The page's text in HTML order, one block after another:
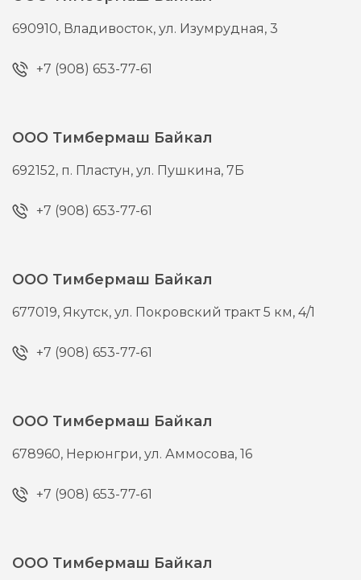
690910, Владивосток,ул. Изумрудная, 3
+7 (908) 653-77-61
ООО Тимбермаш Байкал
692152, п. Пластун,ул. Пушкина, 7Б
+7 (908) 653-77-61
ООО Тимбермаш Байкал
677019, Якутск,ул. Покровский тракт 5 км, 4/1
+7 (908) 653-77-61
ООО Тимбермаш Байкал
678960, Нерюнгри,ул. Аммосова, 16
+7 (908) 653-77-61
ООО Тимбермаш Байкал